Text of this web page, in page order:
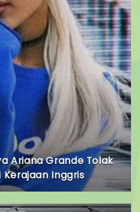
Ariana Grande Tolak
Inggris